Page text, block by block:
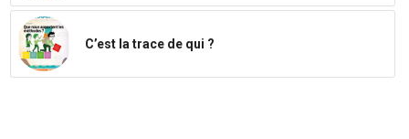
C’est la trace de qui ?